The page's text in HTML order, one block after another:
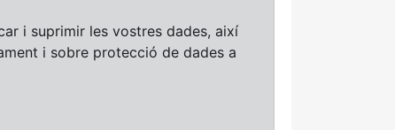
i suprimir les vostres dades, així
i sobre protecció de dades a